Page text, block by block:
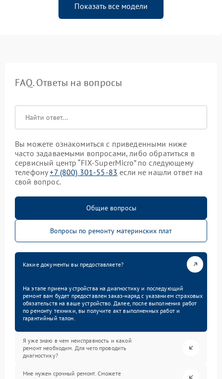
Показать все модели
FAQ. Ответы на вопросы
Вы можете ознакомиться с приведенными ниже
часто задаваемыми вопросами, либо обратиться в
сервисный центр “FIX-SuperMicro” по следующему
телефону+7 (800) 301-55-83 если не нашли ответ на
свой вопрос.
Общие вопросы
Вопросы по ремонту материнских плат
Какие документы вы предоставляете?
На этапе приема устройства на диагностику и последующий
ремонт вам будет предоставлен заказ-наряд с указанием страховых
обязательств на ваше устройство. Далее, после выполнения работ
по ремонту техники, вы получите акт выполненных работ и
гарантийный талон.
Я уже знаю в чем неисправность и какой
ремонт необходим. Для чего проводить
диагностику?
Мне нужен срочный ремонт. Сможете